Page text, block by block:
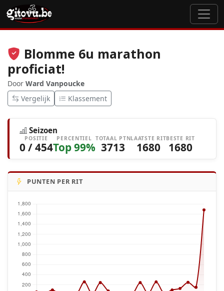
Blomme 6u marathon
proficiat!
Door Ward Vanpoucke
Vergelijk
Klassement
Seizoen
POSITIE
0 / 454
PERCENTIEL
Top 99%
TOTAAL PTN
3713
LAATSTE RIT
1680
BESTE RIT
1680
PUNTEN PER RIT